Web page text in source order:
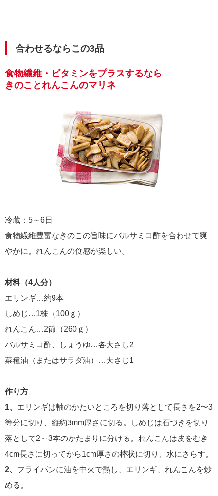
合わせるならこの3品
食物繊維・ビタミンをプラスするなら
きのことれんこんのマリネ
冷蔵：5～6日
食物繊維豊富なきのこの旨味にバルサミコ酢を合わせて爽
やかに。れんこんの食感が楽しい。
材料（4人分）
エリンギ…約9本
しめじ…1株（100ｇ）
れんこん…2節（260ｇ）
バルサミコ酢、しょうゆ…各大さじ2
菜種油（またはサラダ油）…大さじ1
作り方
1、 エリンギは軸のかたいところを切り落として長さを2〜3
等分に切り、縦約3mm厚さに切る。しめじは石づきを切り
落として2～3本のかたまりに分ける。れんこんは皮をむき
4cm長さに切ってから1cm厚さの棒状に切り、水にさらす。
2、 フライパンに油を中火で熱し、エリンギ、れんこんを炒
める。